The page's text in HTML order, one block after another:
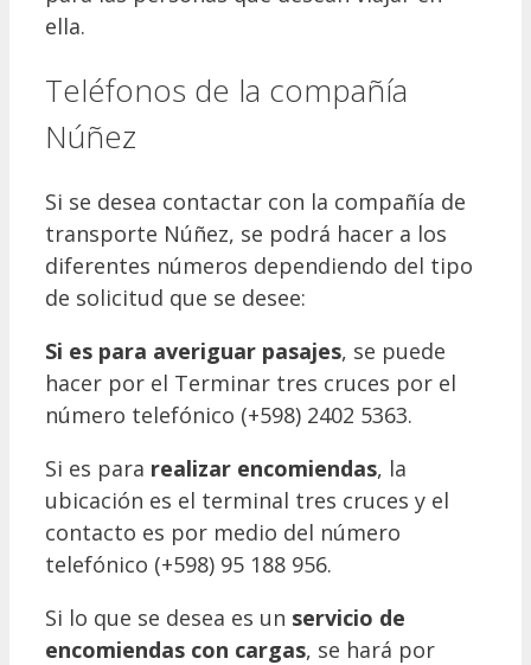
ella.
Teléfonos de la compañía
Núñez
Si se desea contactar con la compañía de
transporte Núñez, se podrá hacer a los
diferentes números dependiendo del tipo
de solicitud que se desee:
Si es para averiguar pasajes, se puede
hacer por el Terminar tres cruces por el
número telefónico (+598) 2402 5363.
Si es para realizar encomiendas, la
ubicación es el terminal tres cruces y el
contacto es por medio del número
telefónico (+598) 95 188 956.
Si lo que se desea es un servicio de
encomiendas con cargas, se hará por